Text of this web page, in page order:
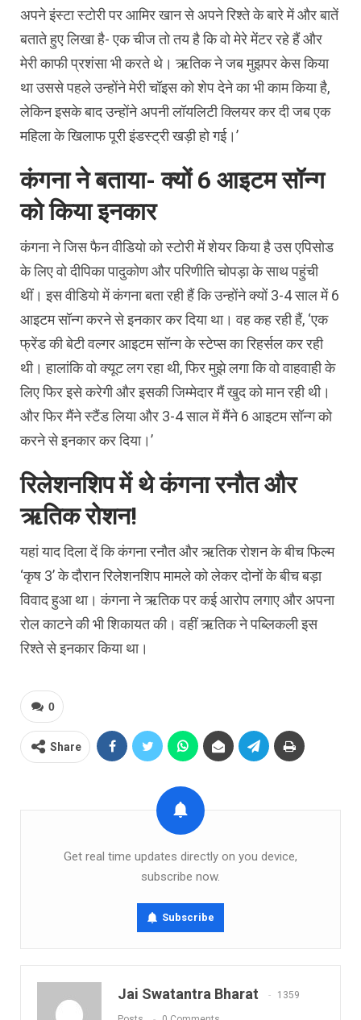
अपने इंस्टा स्टोरी पर आमिर खान से अपने रिश्ते के बारे में और बातें
बताते हुए लिखा है- एक चीज तो तय है कि वो मेरे मेंटर रहे हैं और
मेरी काफी प्रशंसा भी करते थे। ऋतिक ने जब मुझपर केस किया
था उससे पहले उन्होंने मेरी चॉइस को शेप देने का भी काम किया है,
लेकिन इसके बाद उन्होंने अपनी लॉयलिटी क्लियर कर दी जब एक
महिला के खिलाफ पूरी इंडस्ट्री खड़ी हो गई।’
कंगना ने बताया- क्यों 6 आइटम सॉन्ग
को किया इनकार
कंगना ने जिस फैन वीडियो को स्टोरी में शेयर किया है उस एपिसोड
के लिए वो दीपिका पादुकोण और परिणीति चोपड़ा के साथ पहुंची
थीं। इस वीडियो में कंगना बता रही हैं कि उन्होंने क्यों 3-4 साल में 6
आइटम सॉन्ग करने से इनकार कर दिया था। वह कह रही हैं, ‘एक
फ्रेंड की बेटी वल्गर आइटम सॉन्ग के स्टेप्स का रिहर्सल कर रही
थी। हालांकि वो क्यूट लग रहा थी, फिर मुझे लगा कि वो वाहवाही के
लिए फिर इसे करेगी और इसकी जिम्मेदार मैं खुद को मान रही थी।
और फिर मैंने स्टैंड लिया और 3-4 साल में मैंने 6 आइटम सॉन्ग को
करने से इनकार कर दिया।’
रिलेशनशिप में थे कंगना रनौत और
ऋतिक रोशन!
यहां याद दिला दें कि कंगना रनौत और ऋतिक रोशन के बीच फिल्म
‘कृष 3’ के दौरान रिलेशनशिप मामले को लेकर दोनों के बीच बड़ा
विवाद हुआ था। कंगना ने ऋतिक पर कई आरोप लगाए और अपना
रोल काटने की भी शिकायत की। वहीं ऋतिक ने पब्लिकली इस
रिश्ते से इनकार किया था।
0
Share
Get real time updates directly on you device,
subscribe now.
Subscribe
Jai Swatantra Bharat 1359